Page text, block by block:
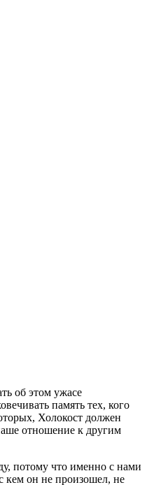
об этом ужасе
память тех, кого
Холокост должен
отношение к другим
потому что именно с нами
кем он не произошел, не